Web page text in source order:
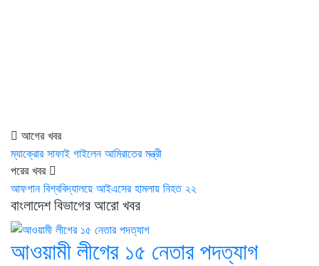
আগের খবর
ম্যাক্রোর সাফাই গাইলেন আমিরাতের মন্ত্রী
পরের খবর
আফগান বিশ্ববিদ্যালয়ে আইএসের হামলায় নিহত ২২
বাংলাদেশ বিভাগের আরো খবর
আওয়ামী লীগের ১৫ নেতার পদত্যাগ